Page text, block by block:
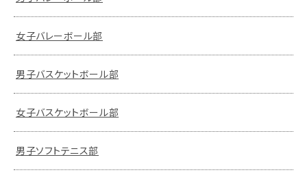
女子バレーボール部
男子バスケットボール部
女子バスケットボール部
男子ソフトテニス部